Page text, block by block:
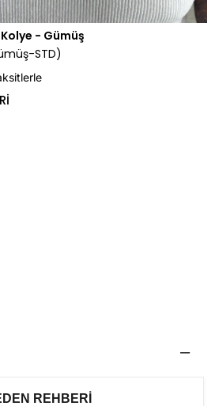
- Gümüş
STD)
REHBERİ